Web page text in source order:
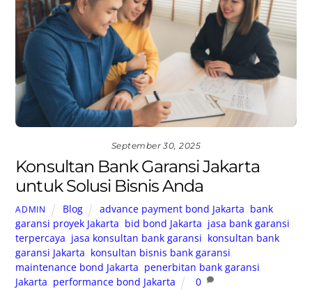
September 30, 2025
Konsultan Bank Garansi Jakarta
untuk Solusi Bisnis Anda
ADMIN Blog advance payment bond Jakarta bank
garansi proyek Jakarta bid bond Jakarta jasa bank garansi
terpercaya jasa konsultan bank garansi konsultan bank
garansi Jakarta konsultan bisnis bank garansi
maintenance bond Jakarta penerbitan bank garansi
Jakarta performance bond Jakarta 0